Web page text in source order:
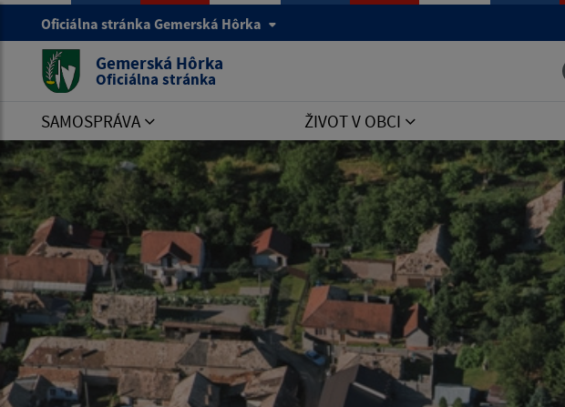
Oficiálna stránka Gemerská Hôrka
Gemerská Hôrka
Oficiálna stránka
SAMOSPRÁVA ŽIVOT V OBCI